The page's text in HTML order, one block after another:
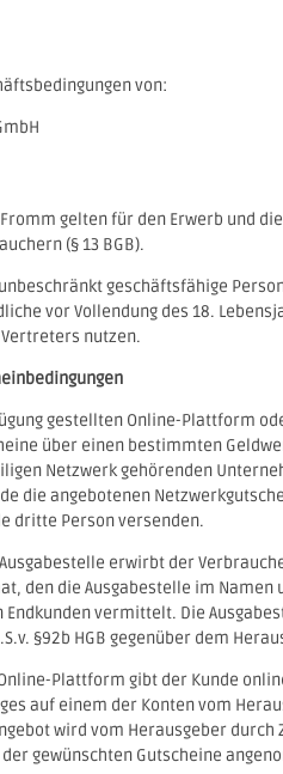
von:
gelten für den Erwerb und
(§ 13 BGB).
geschäftsfähige
vor Vollendung des 18.
nutzen.
gestellten Online-Plattform
über einen bestimmten
Netzwerk gehörenden
die angebotenen
dritte Person versenden.
erwirbt der
den die Ausgabestelle im Namen
Endkunden vermittelt. Die
§92b HGB gegenüber dem
Plattform gibt der Kunde
auf einem der Konten vom
wird vom Herausgeber durch
gewünschten Gutscheine